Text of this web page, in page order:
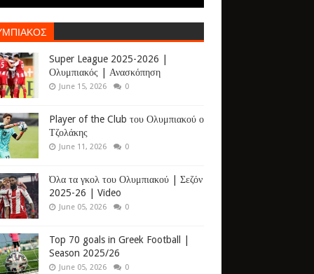
Super League 2025-2026 |
Ολυμπιακός | Ανασκόπηση
June 15, 2026 0
Player of the Club του Ολυμπιακού ο
Τζολάκης
June 11, 2026 0
Όλα τα γκολ του Ολυμπιακού | Σεζόν
2025-26 | Video
June 05, 2026 0
Top 70 goals in Greek Football |
Season 2025/26
June 05, 2026 0